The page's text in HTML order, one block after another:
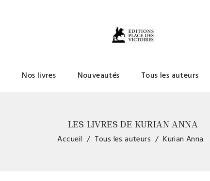
Nos livres Nouveautés Tous les auteurs
LES LIVRES DE KURIAN ANNA
Accueil Tous les auteurs Kurian Anna